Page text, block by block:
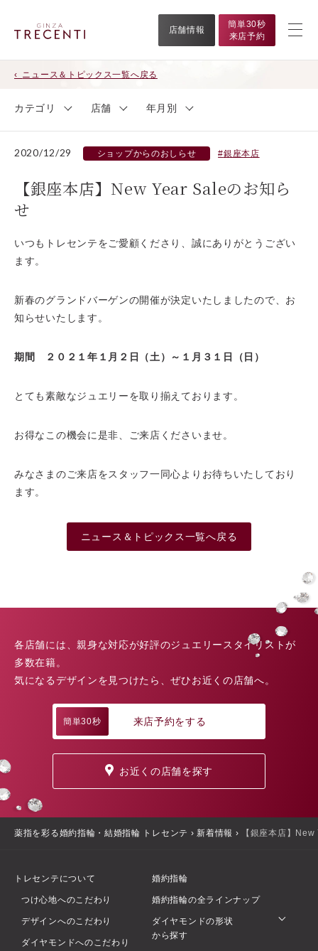
店舗情報
簡単30秒
来店予約
ニュース＆トピックス一覧へ戻る
カテゴリ 店舗 年月別
2020/12/29 ショップからのおしらせ 銀座本店
【銀座本店】New Year Saleのお知ら
せ
いつもトレセンテをご愛顧くださり、誠にありがとうござい
ます。
新春のグランドバーゲンの開催が決定いたしましたので、お
知らせいたします。
期間 ２０２１年１月２日（土）～１月３１日（日）
とても素敵なジュエリーを取り揃えております。
お得なこの機会に是非、ご来店くださいませ。
みなさまのご来店をスタッフ一同心よりお待ちいたしており
ます。
ニュース＆トピックス一覧へ戻る
各店舗には、親身な対応が好評のジュエリースタイリストが
多数在籍。
気になるデザインを見つけたら、ぜひお近くの店舗へ。
簡単30秒 来店予約をする
お近くの店舗を探す
薬指を彩る婚約指輪・結婚指輪 トレセンテ › 新着情報 › 【銀座本店】
トレセンテについて
つけ心地へのこだわり
デザインへのこだわり
ダイヤモンドへのこだわり
婚約指輪
婚約指輪の全ラインナップ
ダイヤモンドの形状
から探す